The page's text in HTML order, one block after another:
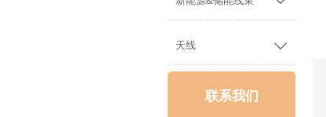
天线 
联系我们